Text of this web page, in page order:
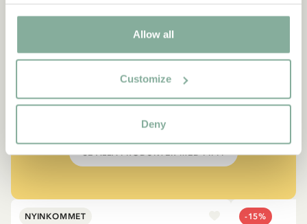
Allow all
Customize
Deny
“Den som är väldigt stark
måste också vara väldigt
snäll.”
SE ALLA PRODUKTER MED PIPPI
NYINKOMMET -15%